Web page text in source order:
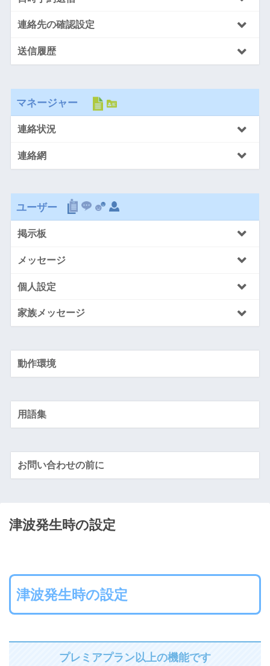
連絡先の確認設定
送信履歴
マネージャー
連絡状況
連絡網
ユーザー
掲示板
メッセージ
個人設定
家族メッセージ
動作環境
用語集
お問い合わせの前に
津波発生時の設定
津波発生時の設定
プレミアプラン以上の機能です